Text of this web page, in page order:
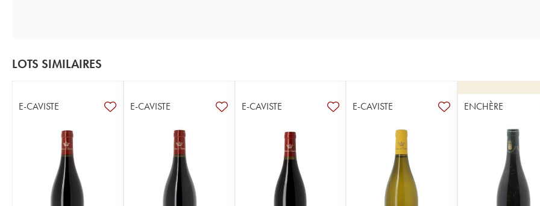
LOTS SIMILAIRES
E-CAVISTE E-CAVISTE E-CAVISTE E-CAVISTE ENCHÈRE